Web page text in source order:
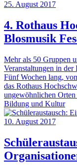
25. August 2017
4. Rothaus
Blosmusik
Mehr als 50 Gruppen
Veranstaltungen in
Fünf Wochen lang,
das Rothaus
ungewöhnlichen
Bildung und Kultur
10. August 2017